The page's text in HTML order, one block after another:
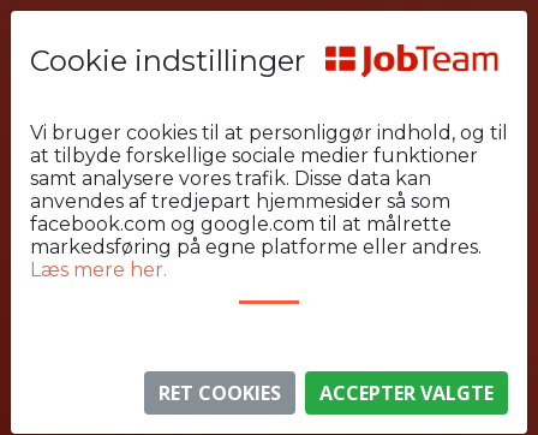
JOBTEAM VIKAR - OG
REKRUTTERINGSBUREAU
Arbejdssøger Arbejdsgiver
Cookie indstillinger
Vi bruger cookies til at personliggør indhold, og til
at tilbyde forskellige sociale medier funktioner
samt analysere vores trafik. Disse data kan
anvendes af tredjepart hjemmesider så som
facebook.com og google.com til at målrette
markedsføring på egne platforme eller andres.
Læs mere her.
RET COOKIES ACCEPTER VALGTE